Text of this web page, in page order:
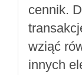
cennik.
wziąć
innych